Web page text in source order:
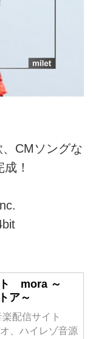
CMソングな
！
ト mora ～
ア～
配信サイト
、ハイレゾ音源